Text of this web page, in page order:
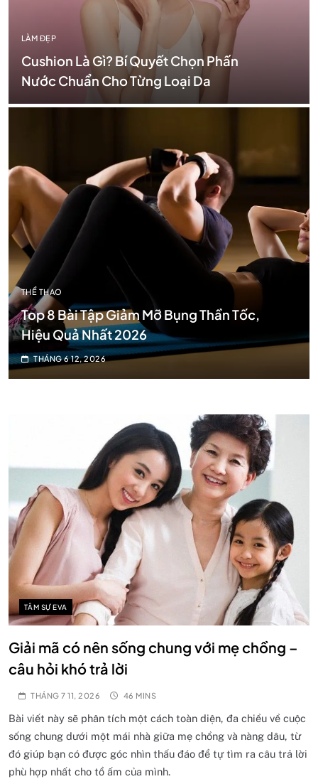
LÀM ĐẸP
Cushion Là Gì? Bí Quyết Chọn Phấn
Nước Chuẩn Cho Từng Loại Da
THỂ THAO
Top 8 Bài Tập Giảm Mỡ Bụng Thần Tốc,
Hiệu Quả Nhất 2026
THÁNG 6 12, 2026
TÂM SỰ EVA
Giải mã có nên sống chung với mẹ chồng –
câu hỏi khó trả lời
THÁNG 7 11, 2026 46 MINS
Bài viết này sẽ phân tích một cách toàn diện, đa chiều về cuộc
sống chung dưới một mái nhà giữa mẹ chồng và nàng dâu, từ
đó giúp bạn có được góc nhìn thấu đáo để tự tìm ra câu trả lời
phù hợp nhất cho tổ ấm của mình.